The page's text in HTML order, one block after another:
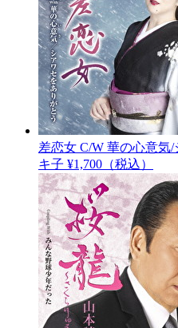
差恋女 C/W 華の心意気
キ子 ¥1,700（税込）